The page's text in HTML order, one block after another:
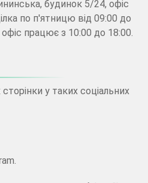
будинок 5/24, офіс
по п'ятницю від 09:00 до
працює з 10:00 до 18:00.
у таких соціальних